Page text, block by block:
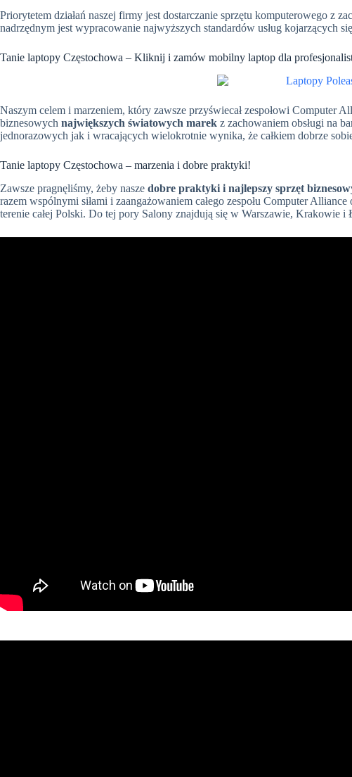
Priorytetem działań naszej firmy jest dostarczanie sprzętu komputerowego z
nadrzędnym jest wypracowanie najwyższych standardów usług kojarzących
Tanie laptopy Częstochowa – Kliknij i zamów mobilny laptop dla
Naszym celem i marzeniem, który zawsze przyświecał zespołowi Computer
biznesowych największych światowych marek z zachowaniem obsługi na
jednorazowych jak i wracających wielokrotnie wynika, że całkiem dobrze
Tanie laptopy Częstochowa – marzenia i dobre praktyki!
Zawsze pragnęliśmy, żeby nasze dobre praktyki i najlepszy sprzęt
razem wspólnymi siłami i zaangażowaniem całego zespołu Computer
terenie całej Polski. Do tej pory Salony znajdują się w Warszawie, Krakowie i